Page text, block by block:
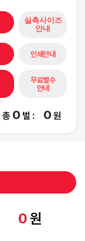
실측사이즈
안내
인쇄안내
무료벌수
안내
총 0 벌 : 0원
0원